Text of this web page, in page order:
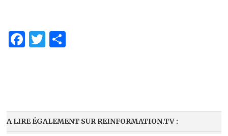
Facebook
Twitter
A LIRE ÉGALEMENT SUR REINFORMATION.TV :